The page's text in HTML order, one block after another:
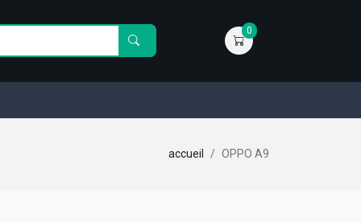
0
accueil OPPO A9